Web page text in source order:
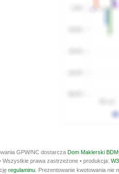
GPW/NC dostarcza Dom Maklerski
prawa zastrzeżone • produkcja:
regulaminu. Prezentowanie kwotowania nie